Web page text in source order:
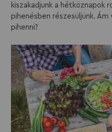
kiszakadjunk a hétköznapok
pihenésben részesüljünk.
pihenni?